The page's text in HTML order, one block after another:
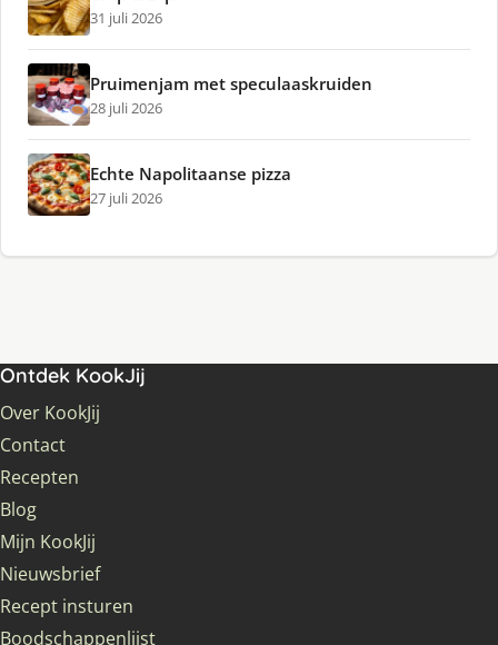
31 juli 2026
Pruimenjam met speculaaskruiden
28 juli 2026
Echte Napolitaanse pizza
27 juli 2026
Ontdek KookJij
Over KookJij
Contact
Recepten
Blog
Mijn KookJij
Nieuwsbrief
Recept insturen
Boodschappenlijst